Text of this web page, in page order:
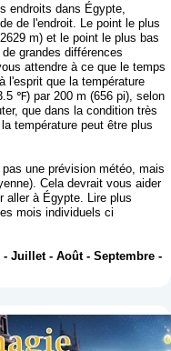
endroits dans Égypte,
de l'endroit. Le point le plus
m) et le point le plus bas
grandes différences
attendre à ce que le temps
l'esprit que la température
℉) par 200 m (656 pi), selon
que dans la condition très
température peut être plus
une prévision météo, mais
Cela devrait vous aider
aller à Égypte. Lire plus
mois individuels ci
-Juillet-Août-Septembre -